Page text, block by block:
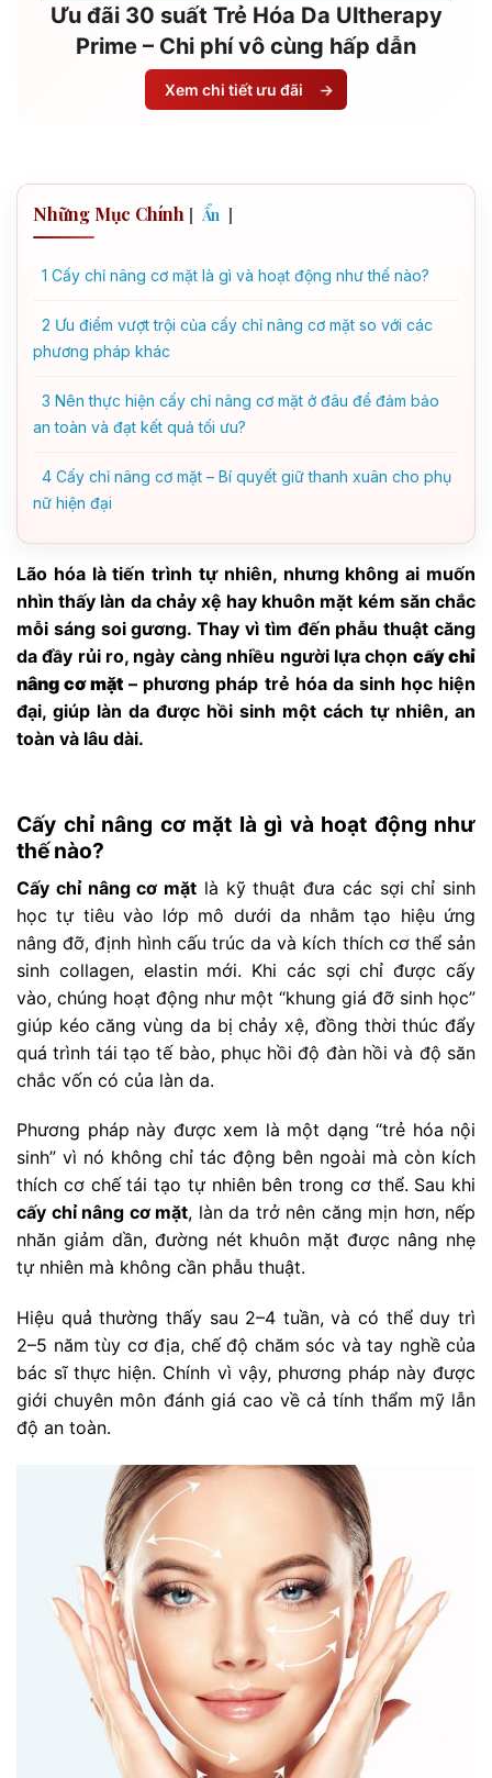
Ưu đãi 30 suất Trẻ Hóa Da Ultherapy
Prime – Chi phí vô cùng hấp dẫn
Xem chi tiết ưu đãi →
Những Mục Chính [ Ẩn ]
1 Cấy chỉ nâng cơ mặt là gì và hoạt động như thế nào?
2 Ưu điểm vượt trội của cấy chỉ nâng cơ mặt so với các
phương pháp khác
3 Nên thực hiện cấy chỉ nâng cơ mặt ở đâu để đảm bảo
an toàn và đạt kết quả tối ưu?
4 Cấy chỉ nâng cơ mặt – Bí quyết giữ thanh xuân cho phụ
nữ hiện đại
Lão hóa là tiến trình tự nhiên, nhưng không ai muốn
nhìn thấy làn da chảy xệ hay khuôn mặt kém săn chắc
mỗi sáng soi gương. Thay vì tìm đến phẫu thuật căng
da đầy rủi ro, ngày càng nhiều người lựa chọn cấy chỉ
nâng cơ mặt – phương pháp trẻ hóa da sinh học hiện
đại, giúp làn da được hồi sinh một cách tự nhiên, an
toàn và lâu dài.
Cấy chỉ nâng cơ mặt là gì và hoạt động như
thế nào?
Cấy chỉ nâng cơ mặt là kỹ thuật đưa các sợi chỉ sinh
học tự tiêu vào lớp mô dưới da nhằm tạo hiệu ứng
nâng đỡ, định hình cấu trúc da và kích thích cơ thể sản
sinh collagen, elastin mới. Khi các sợi chỉ được cấy
vào, chúng hoạt động như một “khung giá đỡ sinh học”
giúp kéo căng vùng da bị chảy xệ, đồng thời thúc đẩy
quá trình tái tạo tế bào, phục hồi độ đàn hồi và độ săn
chắc vốn có của làn da.
Phương pháp này được xem là một dạng “trẻ hóa nội
sinh” vì nó không chỉ tác động bên ngoài mà còn kích
thích cơ chế tái tạo tự nhiên bên trong cơ thể. Sau khi
cấy chỉ nâng cơ mặt, làn da trở nên căng mịn hơn, nếp
nhăn giảm dần, đường nét khuôn mặt được nâng nhẹ
tự nhiên mà không cần phẫu thuật.
Hiệu quả thường thấy sau 2–4 tuần, và có thể duy trì
2–5 năm tùy cơ địa, chế độ chăm sóc và tay nghề của
bác sĩ thực hiện. Chính vì vậy, phương pháp này được
giới chuyên môn đánh giá cao về cả tính thẩm mỹ lẫn
độ an toàn.